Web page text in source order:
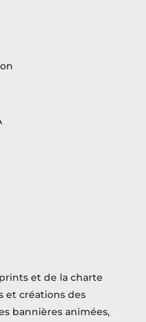
prints et de la charte
et créations des
bannières animées,